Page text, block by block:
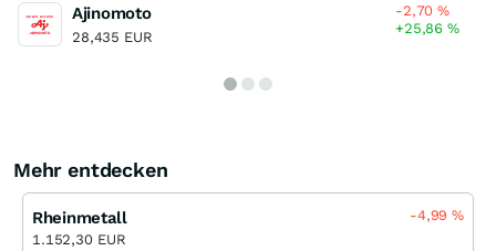
Ajinomoto
28,435 EUR
-2,70%
+25,86%
Mehr entdecken
Rheinmetall
1.152,30 EUR
-4,99%